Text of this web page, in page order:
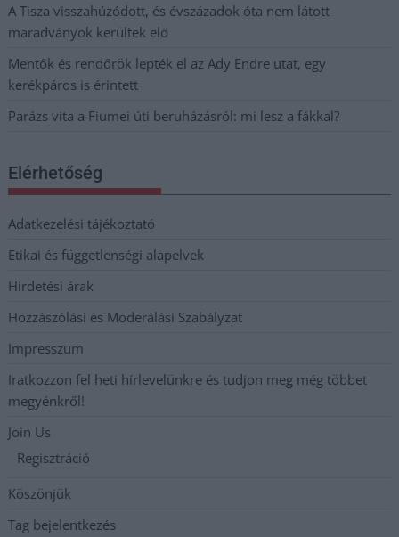
A Tisza visszahúzódott, és évszázadok óta nem látott
maradványok kerültek elő
Mentők és rendőrök lepték el az Ady Endre utat, egy
kerékpáros is érintett
Parázs vita a Fiumei úti beruházásról: mi lesz a fákkal?
Elérhetőség
Adatkezelési tájékoztató
Etikai és függetlenségi alapelvek
Hirdetési árak
Hozzászólási és Moderálási Szabályzat
Impresszum
Iratkozzon fel heti hírlevelünkre és tudjon meg még többet
megyénkről!
Join Us
Regisztráció
Köszönjük
Tag bejelentkezés